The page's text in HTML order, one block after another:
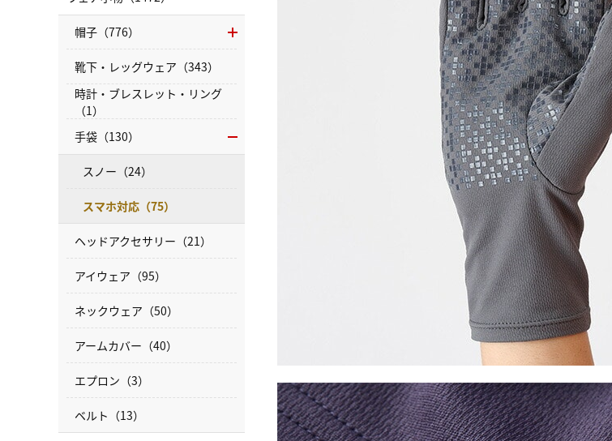
帽子（776）
靴下・レッグウェア（343）
時計・ブレスレット・リング
（1）
手袋（130）
スノー（24）
スマホ対応（75）
ヘッドアクセサリー（21）
アイウェア（95）
ネックウェア（50）
アームカバー（40）
エプロン（3）
ベルト（13）